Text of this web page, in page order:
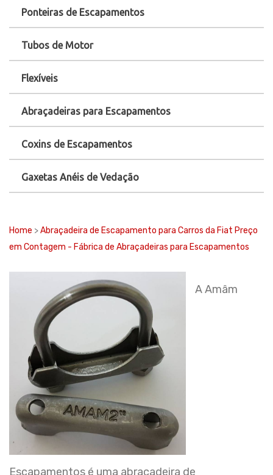
Ponteiras de Escapamentos
Tubos de Motor
Flexíveis
Abraçadeiras para Escapamentos
Coxins de Escapamentos
Gaxetas Anéis de Vedação
Home >Abraçadeira de Escapamento para Carros da Fiat Preço
em Contagem - Fábrica de Abraçadeiras para Escapamentos
A Amâm
Escapamentos é uma abraçadeira de